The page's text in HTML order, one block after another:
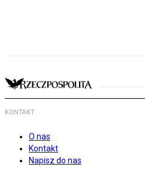
KONTAKT
O nas
Kontakt
Napisz do nas